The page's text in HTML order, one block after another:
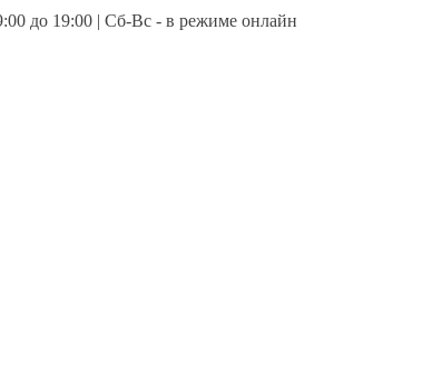
до 19:00 | Сб-Вс - в режиме онлайн